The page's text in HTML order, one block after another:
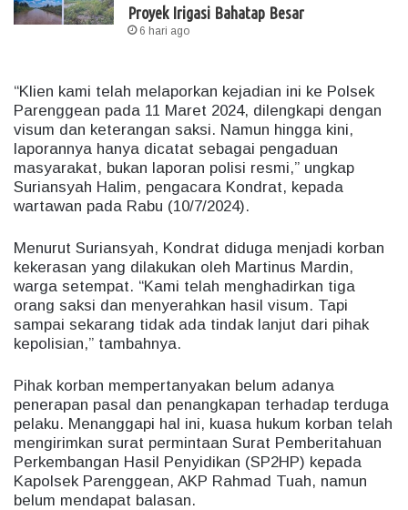
Proyek Irigasi Bahatap Besar
6 hari ago
“Klien kami telah melaporkan kejadian ini ke Polsek
Parenggean pada 11 Maret 2024, dilengkapi dengan
visum dan keterangan saksi. Namun hingga kini,
laporannya hanya dicatat sebagai pengaduan
masyarakat, bukan laporan polisi resmi,” ungkap
Suriansyah Halim, pengacara Kondrat, kepada
wartawan pada Rabu (10/7/2024).
Menurut Suriansyah, Kondrat diduga menjadi korban
kekerasan yang dilakukan oleh Martinus Mardin,
warga setempat. “Kami telah menghadirkan tiga
orang saksi dan menyerahkan hasil visum. Tapi
sampai sekarang tidak ada tindak lanjut dari pihak
kepolisian,” tambahnya.
Pihak korban mempertanyakan belum adanya
penerapan pasal dan penangkapan terhadap terduga
pelaku. Menanggapi hal ini, kuasa hukum korban telah
mengirimkan surat permintaan Surat Pemberitahuan
Perkembangan Hasil Penyidikan (SP2HP) kepada
Kapolsek Parenggean, AKP Rahmad Tuah, namun
belum mendapat balasan.